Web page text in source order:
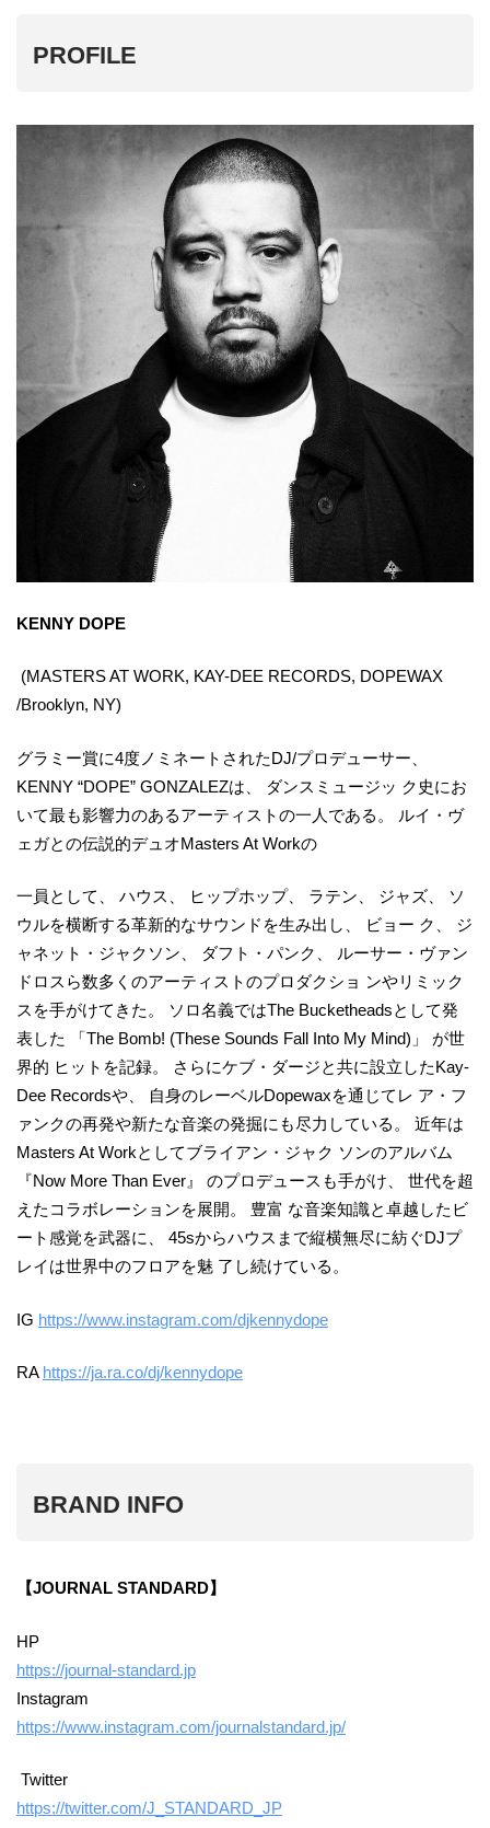
PROFILE
KENNY DOPE
(MASTERS AT WORK, KAY-DEE RECORDS, DOPEWAX
/Brooklyn, NY)
グラミー賞に4度ノミネートされたDJ/プロデューサー、
KENNY “DOPE” GONZALEZは、 ダンスミュージッ ク史にお
いて最も影響力のあるアーティストの一人である。 ルイ・ヴ
ェガとの伝説的デュオMasters At Workの
一員として、 ハウス、 ヒップホップ、 ラテン、 ジャズ、 ソ
ウルを横断する革新的なサウンドを生み出し、 ビョー ク、 ジ
ャネット・ジャクソン、 ダフト・パンク、 ルーサー・ヴァン
ドロスら数多くのアーティストのプロダクショ ンやリミック
スを手がけてきた。 ソロ名義ではThe Bucketheadsとして発
表した 「The Bomb! (These Sounds Fall Into My Mind)」 が世
界的 ヒットを記録。 さらにケブ・ダージと共に設立したKay-
Dee Recordsや、 自身のレーベルDopewaxを通じてレ ア・フ
ァンクの再発や新たな音楽の発掘にも尽力している。 近年は
Masters At Workとしてブライアン・ジャク ソンのアルバム
『Now More Than Ever』 のプロデュースも手がけ、 世代を超
えたコラボレーションを展開。 豊富 な音楽知識と卓越したビ
ート感覚を武器に、 45sからハウスまで縦横無尽に紡ぐDJプ
レイは世界中のフロアを魅 了し続けている。
IG https://www.instagram.com/djkennydope
RA https://ja.ra.co/dj/kennydope
BRAND INFO
【JOURNAL STANDARD】
HP
https://journal-standard.jp
Instagram
https://www.instagram.com/journalstandard.jp/
Twitter
https://twitter.com/J_STANDARD_JP